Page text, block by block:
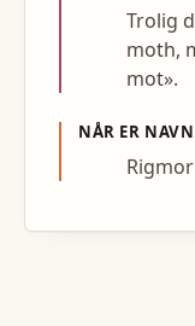
Trolig
moth,
mot».
NÅR ER